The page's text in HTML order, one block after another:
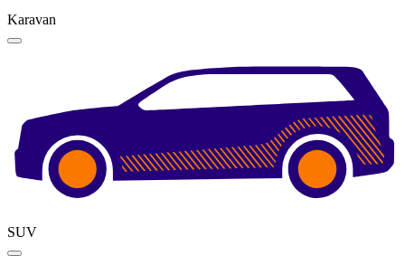
Karavan
SUV